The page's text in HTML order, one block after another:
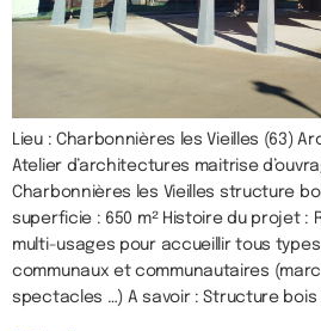
Lieu : Charbonnières les Vieilles (63)
Atelier d’architectures maitrise
Charbonnières les Vieilles structure bois
superficie : 650 m² Histoire du projet :
multi-usages pour accueillir tous types
communaux et communautaires
spectacles …) A savoir : Structure